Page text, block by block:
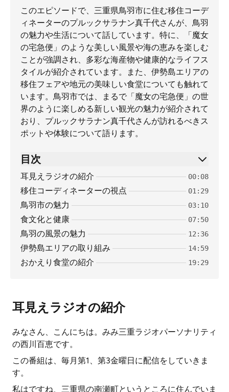
このエピソードで、三重県鳥羽市に住む移住コーデ
ィネーターのプルックサラナン真千代さんが、鳥羽
の魅力や生活について話しています。特に、「魔女
の宅急便」のような美しい風景や海の恵みを楽しむ
ことが強調され、多彩な海産物や健康的なライフス
タイルが紹介されています。また、伊勢島エリアの
移住フェアや地元の美味しい食堂についても触れて
います。鳥羽市では、まるで「魔女の宅急便」の世
界のように楽しめる新しい観光の魅力が紹介されて
おり、プルックサラナン真千代さんが訪れるべきス
ポットや体験について語ります。
目次
耳見えラジオの紹介 00:08
移住コーディネーターの視点 01:29
鳥羽市の魅力 03:10
食文化と健康 07:50
鳥羽の風景の魅力 12:36
伊勢島エリアの取り組み 14:59
おかえり食堂の紹介 19:29
耳見えラジオの紹介
みなさん、こんにちは。みみ三重ラジオパーソナリティ
の西川百恵です。
この番組は、毎月第1、第3金曜日に配信をしていきま
す。
私はですね、三重県の南瀬町というところに住んでいま